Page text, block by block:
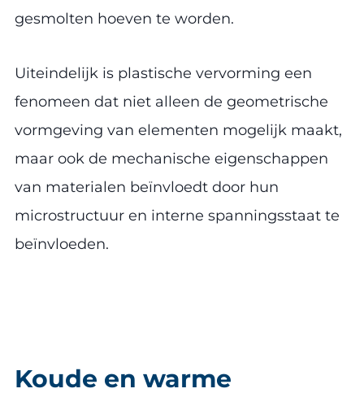
gesmolten hoeven te worden.
Uiteindelijk is plastische vervorming een
fenomeen dat niet alleen de geometrische
vormgeving van elementen mogelijk maakt,
maar ook de mechanische eigenschappen
van materialen beïnvloedt door hun
microstructuur en interne spanningsstaat te
beïnvloeden.
Koude en warme